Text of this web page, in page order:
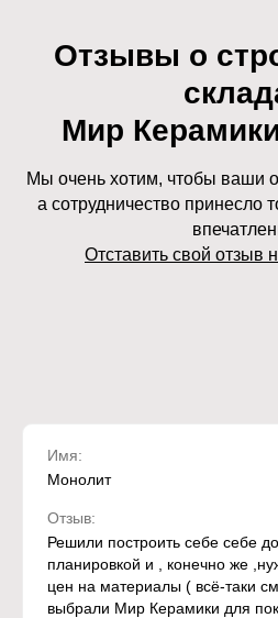
Отзывы о
Мир
Мы очень хотим, чтобы ваши
а сотрудничество принесло
Отставить свой отзыв
Имя:
Монолит
Отзыв:
Решили построить себе себе
планировкой и , конечно же
цен на материалы ( всё-таки
выбрали Мир Керамики для